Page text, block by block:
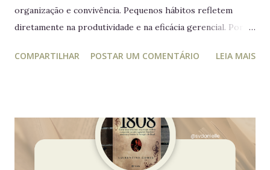
organização e convivência. Pequenos hábitos refletem
diretamente na produtividade e na eficácia gerencial. Por
da educação estratégica e gerencial : respeito ao espaço
convivência e evita conflitos desnecessários. 2. Organize
seus alimentos em um único espaço Facilita o controle da
validade e mantém a geladeira práticas para todos. 3.
COMPARTILHAR POSTAR UM COMENTÁRIO LEIA MAIS